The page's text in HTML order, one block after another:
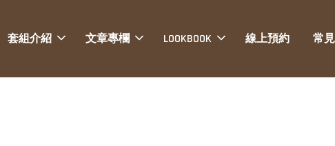
套組介紹 文章專欄 LOOKBOOK 線上預約 常